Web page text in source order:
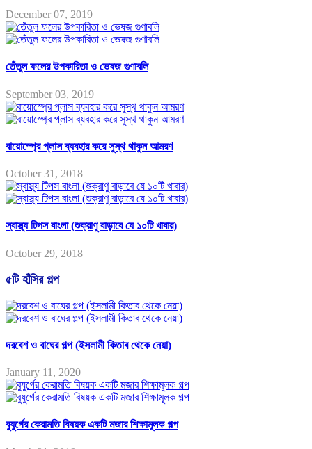
December 07, 2019
তেঁতুল ফলের উপকারিতা ও ভেষজ গুণাবলি
September 03, 2019
বায়োস্প্রে প্লাস ব্যবহার করে সুস্থ থাকুন আমরণ
October 31, 2018
স্বাস্থ্য টিপস বাংলা (শুক্রাণু বাড়াবে যে ১০টি খাবার)
October 29, 2018
৫টি হাঁসির গল্প
দরবেশ ও বাঘের গল্প (ইসলামী কিতাব থেকে নেয়া)
January 11, 2020
বুযুর্গের কেরামতি বিষয়ক একটি মজার শিক্ষামূলক গল্প